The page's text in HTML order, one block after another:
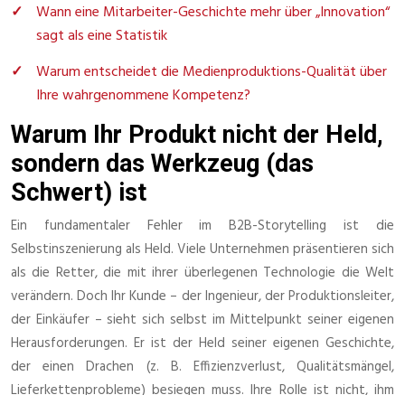
Wann eine Mitarbeiter-Geschichte mehr über „Innovation“
sagt als eine Statistik
Warum entscheidet die Medienproduktions-Qualität über
Ihre wahrgenommene Kompetenz?
Warum Ihr Produkt nicht der Held,
sondern das Werkzeug (das
Schwert) ist
Ein fundamentaler Fehler im B2B-Storytelling ist die
Selbstinszenierung als Held. Viele Unternehmen präsentieren sich
als die Retter, die mit ihrer überlegenen Technologie die Welt
verändern. Doch Ihr Kunde – der Ingenieur, der Produktionsleiter,
der Einkäufer – sieht sich selbst im Mittelpunkt seiner eigenen
Herausforderungen. Er ist der Held seiner eigenen Geschichte,
der einen Drachen (z. B. Effizienzverlust, Qualitätsmängel,
Lieferkettenprobleme) besiegen muss. Ihre Rolle ist nicht, ihm